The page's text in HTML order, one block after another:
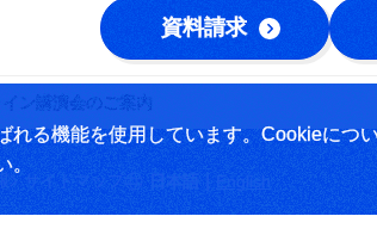
る機能を使用しています。Cookieにつ
。
資料請求
イン講演会のご案内
サイトマップ 日本語 | English